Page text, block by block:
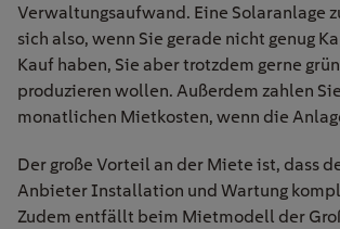
Verwaltungsaufwand. Eine Solaranlage
sich also, wenn Sie gerade nicht genug
Kauf haben, Sie aber trotzdem gerne
produzieren wollen. Außerdem zahlen
monatlichen Mietkosten, wenn die
Der große Vorteil an der Miete ist, dass
Anbieter Installation und Wartung
Zudem entfällt beim Mietmodell der